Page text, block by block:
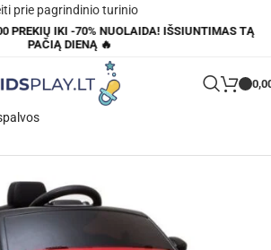
prie pagrindinio turinio
PREKIŲ IKI -70% NUOLAIDA! IŠSIUNTIMAS TĄ
PAČIĄ DIENĄ 🔥
Range Rover Evoque – elektrinis vaikiškas